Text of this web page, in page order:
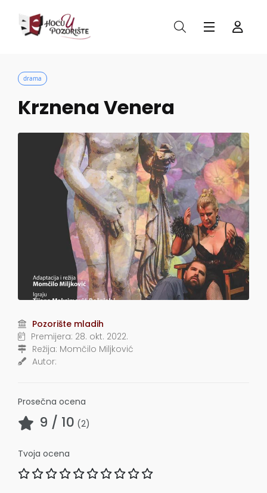
drama
Krznena Venera
Pozorište mladih
Premijera: 28. okt. 2022.
Režija: Momčilo Miljković
Autor:
Prosečna ocena
9 / 10 (2)
Tvoja ocena